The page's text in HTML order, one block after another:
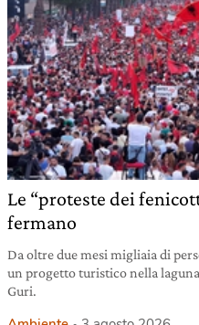
Le “proteste dei
fermano
Da oltre due mesi migliaia di
un progetto turistico nella
Guri.